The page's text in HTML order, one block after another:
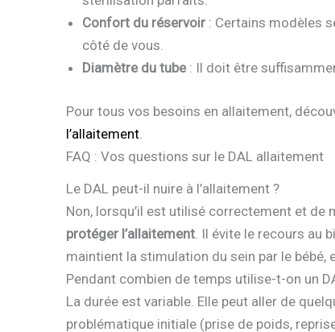
Confort du réservoir : Certains modèles
côté de vous.
Diamètre du tube: Il doit être
Pour tous vos besoins en allaitement,
l’allaitement
FAQ : Vos questions sur le DAL allaitement
Le DAL peut-il nuire à l’allaitement ?
Non, lorsqu’il est utilisé correctement et de
protéger l’allaitement . Il évite le recours au
maintient la stimulation du sein par le bébé,
Pendant combien de temps utilise-t-on un
La durée est variable. Elle peut aller de
problématique initiale (prise de poids,